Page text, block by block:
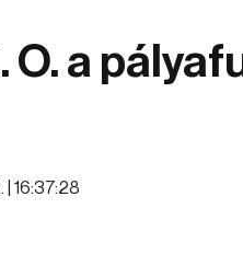
O. a
| 16:37:28